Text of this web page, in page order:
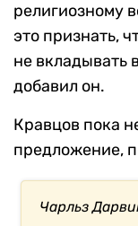
религиозному
это признать,
не вкладывать
добавил он.
Кравцов пока
предложение,
Чарльз